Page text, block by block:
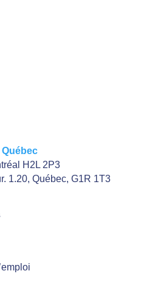
Québec
H2L 2P3
1.20, Québec, G1R 1T3